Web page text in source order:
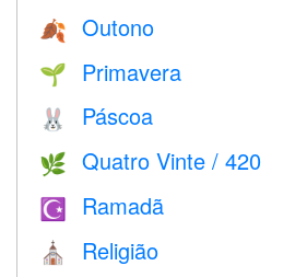
🍂 Outono
🌱 Primavera
🐰 Páscoa
🌿 Quatro Vinte / 420
☪️ Ramadã
⛪️ Religião